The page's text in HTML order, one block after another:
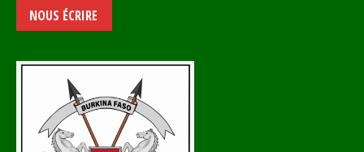
NOUS ÉCRIRE